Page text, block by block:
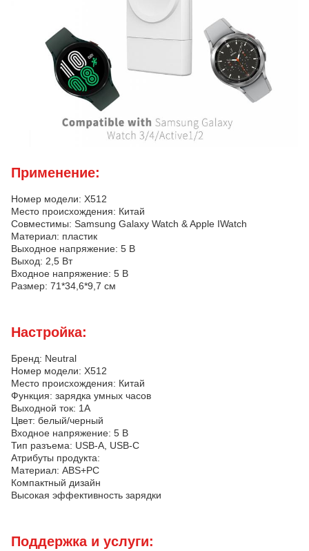
Применение:
Номер модели: X512
Место происхождения: Китай
Совместимы: Samsung Galaxy Watch & Apple IWatch
Материал: пластик
Выходное напряжение: 5 В
Выход: 2,5 Вт
Входное напряжение: 5 В
Размер: 71*34,6*9,7 см
Настройка:
Бренд: Neutral
Номер модели: X512
Место происхождения: Китай
Функция: зарядка умных часов
Выходной ток: 1A
Цвет: белый/черный
Входное напряжение: 5 В
Тип разъема: USB-A, USB-C
Атрибуты продукта:
Материал: ABS+PC
Компактный дизайн
Высокая эффективность зарядки
Поддержка и услуги: